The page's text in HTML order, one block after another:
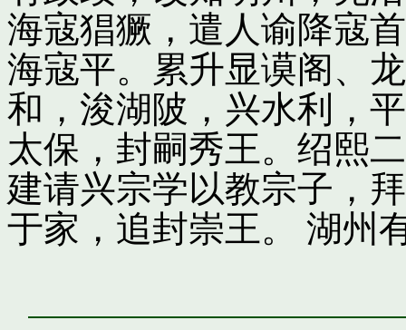
海寇猖獗，遣人谕降寇
海寇平。累升显谟阁、
和，浚湖陂，兴水利，
太保，封嗣秀王。绍熙
建请兴宗学以教宗子，
于家，追封崇王。 湖州